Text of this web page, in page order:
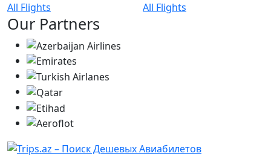
All Flights
All Flights
Our Partners